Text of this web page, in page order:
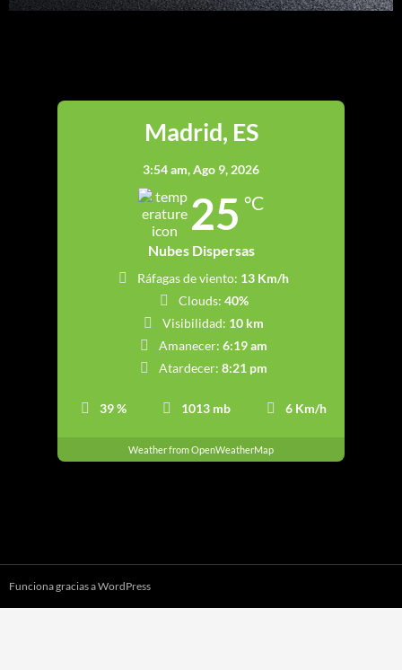
Madrid, ES
3:54 am,Ago 9, 2026
25 °C
Nubes Dispersas
39 % 1013 mb 6 Km/h
Ráfagas de viento: 13 Km/h
Clouds: 40%
Visibilidad: 10 km
Amanecer: 6:19 am
Atardecer: 8:21 pm
Weather from OpenWeatherMap
Funciona gracias a WordPress